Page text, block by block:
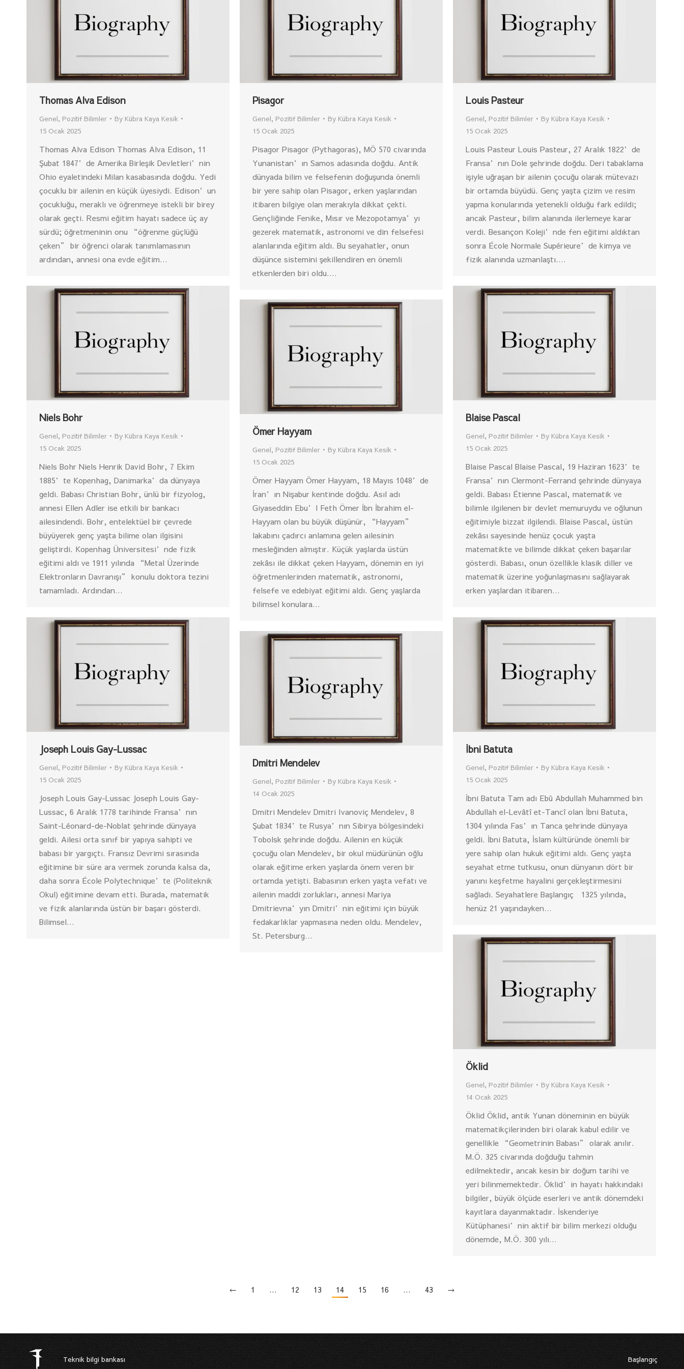
Thomas Alva Edison
Genel, Pozitif Bilimler By Kübra Kaya Kesik
15 Ocak 2025
Thomas Alva Edison Thomas Alva Edison, 11
Şubat 1847’de Amerika Birleşik Devletleri’nin
Ohio eyaletindeki Milan kasabasında doğdu. Yedi
çocuklu bir ailenin en küçük üyesiydi. Edison’un
çocukluğu, meraklı ve öğrenmeye istekli bir birey
olarak geçti. Resmi eğitim hayatı sadece üç ay
sürdü; öğretmeninin onu “öğrenme güçlüğü
çeken” bir öğrenci olarak tanımlamasının
ardından, annesi ona evde eğitim…
Pisagor
Genel, Pozitif Bilimler By Kübra Kaya Kesik
15 Ocak 2025
Pisagor Pisagor (Pythagoras), MÖ 570 civarında
Yunanistan’ın Samos adasında doğdu. Antik
dünyada bilim ve felsefenin doğuşunda önemli
bir yere sahip olan Pisagor, erken yaşlarından
itibaren bilgiye olan merakıyla dikkat çekti.
Gençliğinde Fenike, Mısır ve Mezopotamya’yı
gezerek matematik, astronomi ve din felsefesi
alanlarında eğitim aldı. Bu seyahatler, onun
düşünce sistemini şekillendiren en önemli
etkenlerden biri oldu.…
Louis Pasteur
Genel, Pozitif Bilimler By Kübra Kaya Kesik
15 Ocak 2025
Louis Pasteur Louis Pasteur, 27 Aralık 1822’de
Fransa’nın Dole şehrinde doğdu. Deri tabaklama
işiyle uğraşan bir ailenin çocuğu olarak mütevazı
bir ortamda büyüdü. Genç yaşta çizim ve resim
yapma konularında yetenekli olduğu fark edildi;
ancak Pasteur, bilim alanında ilerlemeye karar
verdi. Besançon Koleji’nde fen eğitimi aldıktan
sonra École Normale Supérieure’de kimya ve
fizik alanında uzmanlaştı.…
Niels Bohr
Genel, Pozitif Bilimler By Kübra Kaya Kesik
15 Ocak 2025
Niels Bohr Niels Henrik David Bohr, 7 Ekim
1885’te Kopenhag, Danimarka’da dünyaya
geldi. Babası Christian Bohr, ünlü bir fizyolog,
annesi Ellen Adler ise etkili bir bankacı
ailesindendi. Bohr, entelektüel bir çevrede
büyüyerek genç yaşta bilime olan ilgisini
geliştirdi. Kopenhag Üniversitesi’nde fizik
eğitimi aldı ve 1911 yılında “Metal Üzerinde
Elektronların Davranışı” konulu doktora tezini
tamamladı. Ardından…
Blaise Pascal
Genel, Pozitif Bilimler By Kübra Kaya Kesik
15 Ocak 2025
Blaise Pascal Blaise Pascal, 19 Haziran 1623’te
Fransa’nın Clermont-Ferrand şehrinde dünyaya
geldi. Babası Étienne Pascal, matematik ve
bilimle ilgilenen bir devlet memuruydu ve oğlunun
eğitimiyle bizzat ilgilendi. Blaise Pascal, üstün
zekâsı sayesinde henüz çocuk yaşta
matematikte ve bilimde dikkat çeken başarılar
gösterdi. Babası, onun özellikle klasik diller ve
matematik üzerine yoğunlaşmasını sağlayarak
erken yaşlardan itibaren…
Ömer Hayyam
Genel, Pozitif Bilimler By Kübra Kaya Kesik
15 Ocak 2025
Ömer Hayyam Ömer Hayyam, 18 Mayıs 1048’de
İran’ın Nişabur kentinde doğdu. Asıl adı
Giyaseddin Ebu’l Feth Ömer İbn İbrahim el-
Hayyam olan bu büyük düşünür, “Hayyam”
lakabını çadırcı anlamına gelen ailesinin
mesleğinden almıştır. Küçük yaşlarda üstün
zekâsı ile dikkat çeken Hayyam, dönemin en iyi
öğretmenlerinden matematik, astronomi,
felsefe ve edebiyat eğitimi aldı. Genç yaşlarda
bilimsel konulara…
Joseph Louis Gay-Lussac
Genel, Pozitif Bilimler By Kübra Kaya Kesik
15 Ocak 2025
Joseph Louis Gay-Lussac Joseph Louis Gay-
Lussac, 6 Aralık 1778 tarihinde Fransa’nın
Saint-Léonard-de-Noblat şehrinde dünyaya
geldi. Ailesi orta sınıf bir yapıya sahipti ve
babası bir yargıçtı. Fransız Devrimi sırasında
eğitimine bir süre ara vermek zorunda kalsa da,
daha sonra École Polytechnique’te (Politeknik
Okul) eğitimine devam etti. Burada, matematik
ve fizik alanlarında üstün bir başarı gösterdi.
Bilimsel…
İbni Batuta
Genel, Pozitif Bilimler By Kübra Kaya Kesik
15 Ocak 2025
İbni Batuta Tam adı Ebû Abdullah Muhammed bin
Abdullah el-Levâtî et-Tancî olan İbni Batuta,
1304 yılında Fas’ın Tanca şehrinde dünyaya
geldi. İbni Batuta, İslam kültüründe önemli bir
yere sahip olan hukuk eğitimi aldı. Genç yaşta
seyahat etme tutkusu, onun dünyanın dört bir
yanını keşfetme hayalini gerçekleştirmesini
sağladı. Seyahatlere Başlangıç 1325 yılında,
henüz 21 yaşındayken…
Dmitri Mendelev
Genel, Pozitif Bilimler By Kübra Kaya Kesik
14 Ocak 2025
Dmitri Mendelev Dmitri Ivanoviç Mendelev, 8
Şubat 1834’te Rusya’nın Sibirya bölgesindeki
Tobolsk şehrinde doğdu. Ailenin en küçük
çocuğu olan Mendelev, bir okul müdürünün oğlu
olarak eğitime erken yaşlarda önem veren bir
ortamda yetişti. Babasının erken yaşta vefatı ve
ailenin maddi zorlukları, annesi Mariya
Dmitrievna’yın Dmitri’nin eğitimi için büyük
fedakarlıklar yapmasına neden oldu. Mendelev,
St. Petersburg…
Öklid
Genel, Pozitif Bilimler By Kübra Kaya Kesik
14 Ocak 2025
Öklid Öklid, antik Yunan döneminin en büyük
matematikçilerinden biri olarak kabul edilir ve
genellikle “Geometrinin Babası” olarak anılır.
M.Ö. 325 civarında doğduğu tahmin
edilmektedir, ancak kesin bir doğum tarihi ve
yeri bilinmemektedir. Öklid’in hayatı hakkındaki
bilgiler, büyük ölçüde eserleri ve antik dönemdeki
kayıtlara dayanmaktadır. İskenderiye
Kütüphanesi’nin aktif bir bilim merkezi olduğu
dönemde, M.Ö. 300 yılı…
← 1 … 12 13 14 15 16 … 43 →
Teknik bilgi bankası Başlangıç